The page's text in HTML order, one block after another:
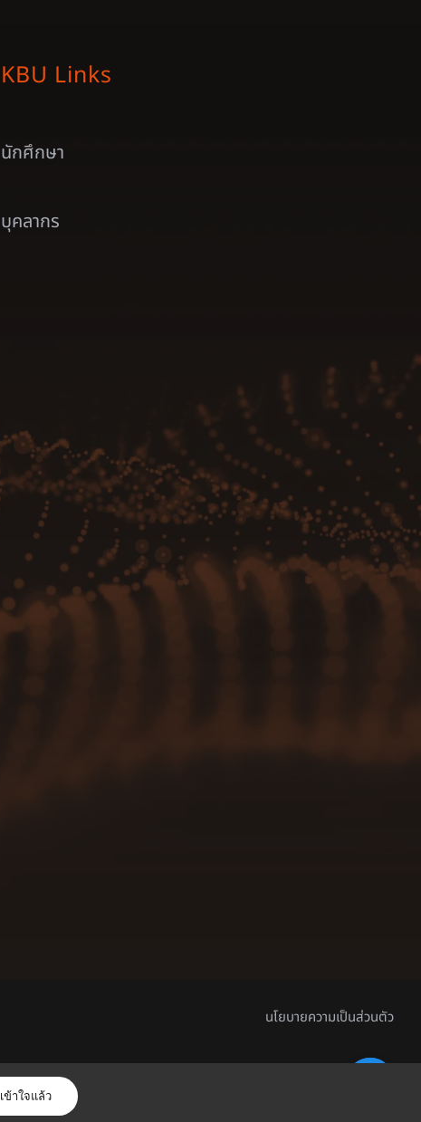
KBU Links
นักศึกษา
บุคลากร
นโยบายความเป็นส่วนตัว
เข้าใจแล้ว